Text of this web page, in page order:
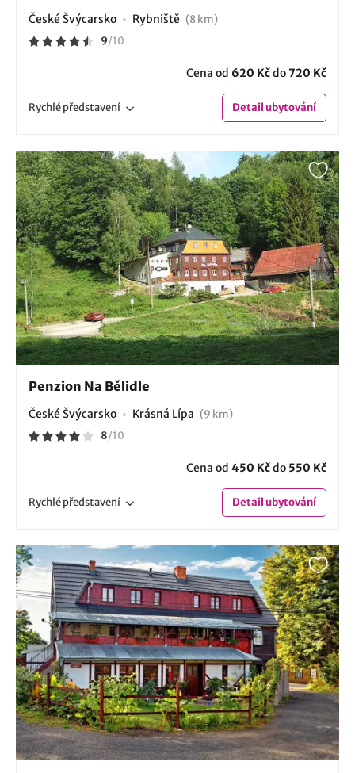
České Švýcarsko Rybniště (8 km)
9/10
Cena od 620 Kčdo720 Kč
Rychlépředstavení Detailubytování
Penzion Na Bělidle
České Švýcarsko Krásná Lípa (9 km)
8/10
Cena od 450 Kčdo 550 Kč
Rychlépředstavení Detailubytování